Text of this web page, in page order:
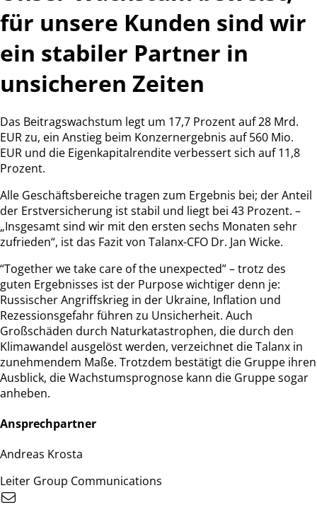
für unsere Kunden sind wir
ein stabiler Partner in
unsicheren Zeiten
Das Beitragswachstum legt um 17,7 Prozent auf 28 Mrd.
EUR zu, ein Anstieg beim Konzernergebnis auf 560 Mio.
EUR und die Eigenkapitalrendite verbessert sich auf 11,8
Prozent.
Alle Geschäftsbereiche tragen zum Ergebnis bei; der Anteil
der Erstversicherung ist stabil und liegt bei 43 Prozent. –
„Insgesamt sind wir mit den ersten sechs Monaten sehr
zufrieden“, ist das Fazit von Talanx-CFO Dr. Jan Wicke.
“Together we take care of the unexpected” – trotz des
guten Ergebnisses ist der Purpose wichtiger denn je:
Russischer Angriffskrieg in der Ukraine, Inflation und
Rezessionsgefahr führen zu Unsicherheit. Auch
Großschäden durch Naturkatastrophen, die durch den
Klimawandel ausgelöst werden, verzeichnet die Talanx in
zunehmendem Maße. Trotzdem bestätigt die Gruppe ihren
Ausblick, die Wachstumsprognose kann die Gruppe sogar
anheben.
Ansprechpartner
Andreas Krosta
Leiter Group Communications